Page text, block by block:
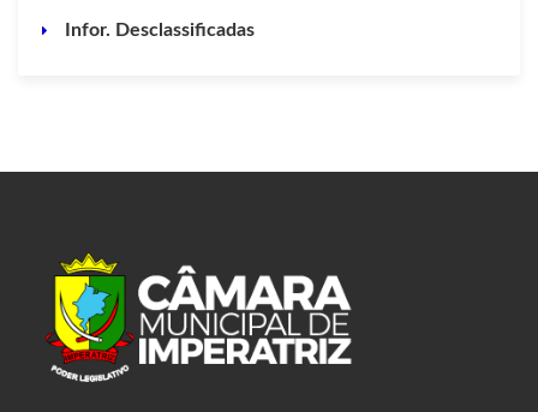
Infor. Desclassificadas